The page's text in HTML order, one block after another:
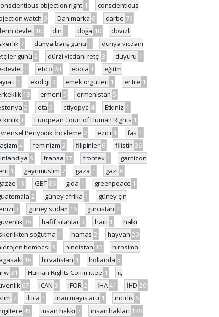
objection right 1
conscientious
watch 9 Danimarka 6 darbe 76
devlet 10 din 3 doğa 10
dövizli
7 dünya barış günü 1
dünya vicdani
günü 2 dürzi vicdani retçi 3 duyuru 1
devlet 1 ebco 64 ebola 1
eğitim
1 ekoloji 3 emek örgütleri 1 eritre 1
18 ermeni 5 ermenistan 5
2 eta 5 etiyopya 4 Etkiniz 1
1 European Court of Human Rights 1
Periyodik İnceleme 2 ezidi 1 fas 1
4 feminizm 2 filipinler 6 filistin 36
9 fransa 37 frontex 1
garnizon
1 gayrimüslim 7 gaza 1 gazi 6
13 GBT 86 gıda 1 greenpeace 1
2 güney afrika 1
güney çin
3 güney sudan 16 gürcistan 2
35 hafif silahlar 3 haiti 1
halkı
soğutma 1 hamas 2 hayvan 20
bombası 3 hindistan 12
hirosima-
16 hırvatistan 1 hollanda 5
31 Human Rights Committee 1
iç
67 ICAN 3 IFOR 2 İHA 41 İHD 29
7 iltica 1 inan mayıs aru 1 incirlik 6
45 insan hakkı 2 insan hakları 138